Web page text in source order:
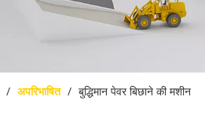
/ अपरिभाषित / बुद्धिमान पेवर बिछाने की मशीन